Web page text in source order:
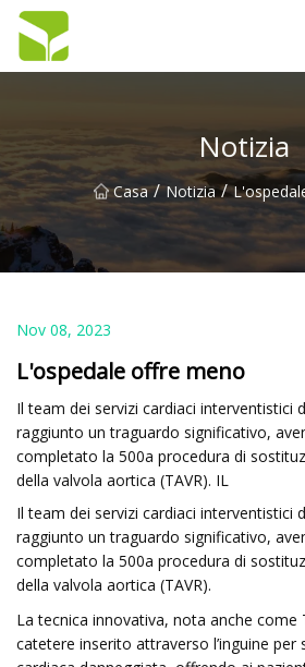
Notizia
Casa / Notizia /
Nov 08, 2023
L'ospedale offre meno
Il team dei servizi cardiaci interventistici
raggiunto un traguardo significativo,
completato la 500a procedura di
della valvola aortica (TAVR). IL
Il team dei servizi cardiaci interventistici
raggiunto un traguardo significativo,
completato la 500a procedura di
della valvola aortica (TAVR).
La tecnica innovativa, nota anche come
catetere inserito attraverso l’inguine per